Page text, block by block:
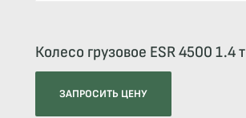
Колесо грузовое ESR 4500 1.4 т
ЗАПРОСИТЬ ЦЕНУ